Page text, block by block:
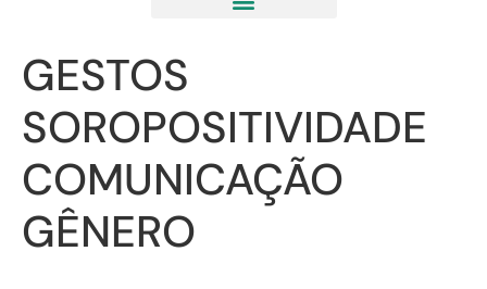
GESTOS
SOROPOSITIVIDADE
COMUNICAÇÃO
GÊNERO